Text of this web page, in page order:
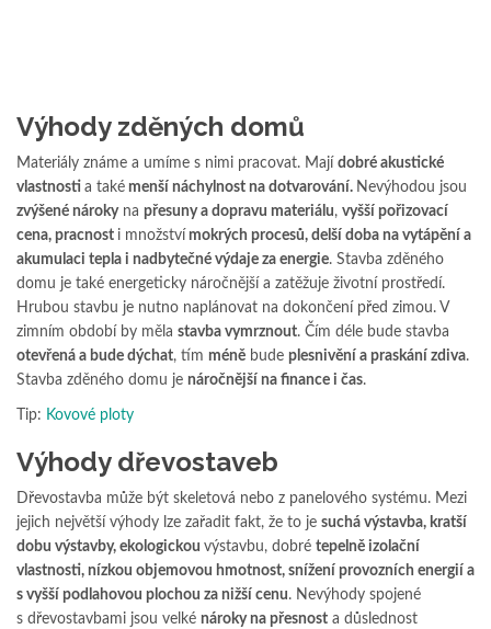
Výhody zděných domů
Materiály známe a umíme s nimi pracovat. Mají dobré akustické
vlastnosti a také menší náchylnost na dotvarování. Nevýhodou jsou
zvýšené nárokyna přesuny a dopravu materiálu, vyšší pořizovací
cena, pracnost i množství mokrých procesů, delší doba na vytápění a
akumulaci tepla i nadbytečné výdaje za energie. Stavba zděného
domu je také energeticky náročnější a zatěžuje životní prostředí.
Hrubou stavbu je nutno naplánovat na dokončení před zimou. V
zimním období by měla stavba vymrznout. Čím déle bude stavba
otevřená a bude dýchat, tím méně bude plesnivění a praskání zdiva.
Stavba zděného domu je náročnější na finance i čas.
Tip: Kovové ploty
Výhody dřevostaveb
Dřevostavba může být skeletová nebo z panelového systému. Mezi
jejich největší výhody lze zařadit fakt, že to je suchá výstavba, kratší
dobu výstavby, ekologickou výstavbu, dobré tepelně izolační
vlastnosti, nízkou objemovou hmotnost, snížení provozních energií a
s vyšší podlahovou plochou za nižší cenu. Nevýhody spojené
s dřevostavbami jsou velké nároky na přesnost a důslednost